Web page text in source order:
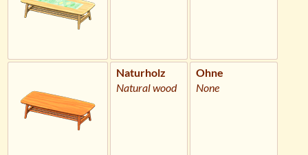
Naturholz
Natural wood
Ohne
None